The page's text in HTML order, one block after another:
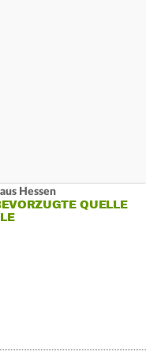
Hessen
QUELLE